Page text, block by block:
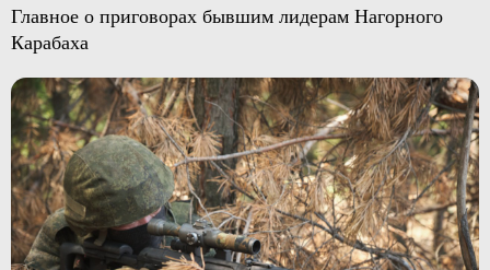
Главное о приговорах бывшим лидерам Нагорного
Карабаха